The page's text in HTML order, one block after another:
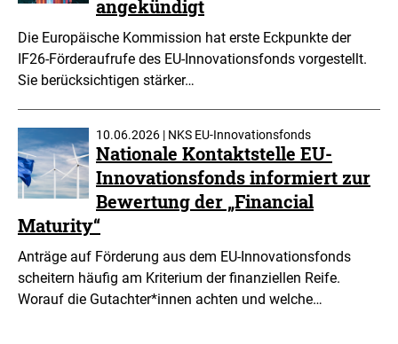
angekündigt
Die Europäische Kommission hat erste Eckpunkte der
IF26-Förderaufrufe des EU-Innovationsfonds vorgestellt.
Sie berücksichtigen stärker…
10.06.2026 | NKS EU-Innovationsfonds
Nationale Kontaktstelle EU-
Innovationsfonds informiert zur
Bewertung der „Financial
Maturity“
Anträge auf Förderung aus dem EU-Innovationsfonds
scheitern häufig am Kriterium der finanziellen Reife.
Worauf die Gutachter*innen achten und welche…